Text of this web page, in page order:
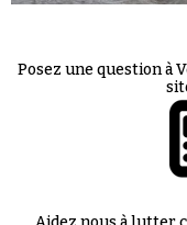
Posez une question à